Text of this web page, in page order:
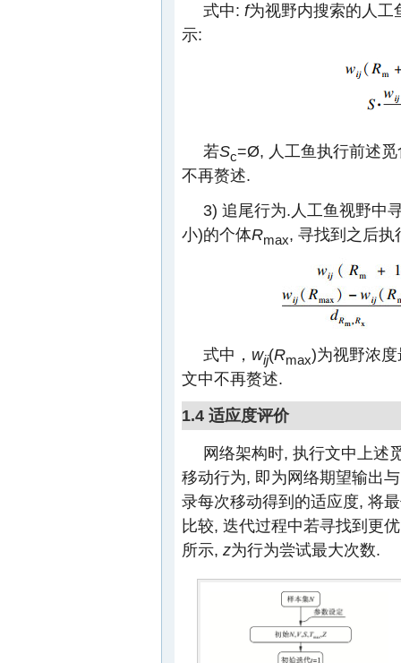
式中: f为视野内搜索的人工
示:
若Sc=Ø, 人工鱼执行前述
不再赘述.
3) 追尾行为.人工鱼视野中
小)的个体Rmax, 寻找到之后执
式中， wij(Rmax)为视野浓
文中不再赘述.
1.4 适应度评价
网络架构时, 执行文中上述
移动行为, 即为网络期望输出
录每次移动得到的适应度, 将
比较, 迭代过程中若寻找到更
所示, z为行为尝试最大次数.